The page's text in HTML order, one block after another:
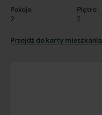
Pokoje
2
Piętro
2
Przejdź do karty mieszkania